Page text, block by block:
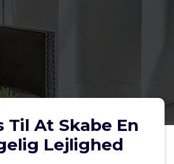
Til At Skabe En
Lejlighed